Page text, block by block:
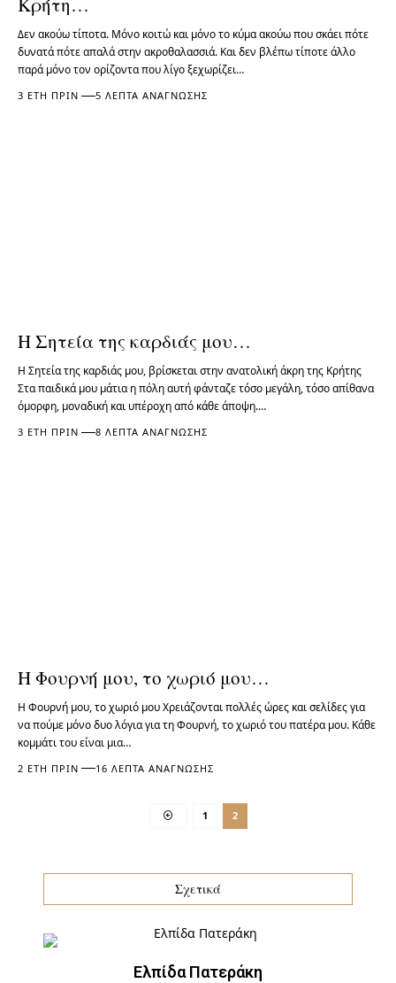
Δεν ακούω τίποτα. Μόνο κοιτώ και μόνο το κύμα ακούω που σκάει πότε
δυνατά πότε απαλά στην ακροθαλασσιά. Και δεν βλέπω τίποτε άλλο
παρά μόνο τον ορίζοντα που λίγο ξεχωρίζει…
3 ΈΤΗ ΠΡΙΝ 5 ΛΕΠΤΆ ΑΝΆΓΝΩΣΗΣ
Η Σητεία της καρδιάς μου…
Η Σητεία της καρδιάς μου, βρίσκεται στην ανατολική άκρη της Κρήτης
Στα παιδικά μου μάτια η πόλη αυτή φάνταζε τόσο μεγάλη, τόσο απίθανα
όμορφη, μοναδική και υπέροχη από κάθε άποψη.…
3 ΈΤΗ ΠΡΙΝ 8 ΛΕΠΤΆ ΑΝΆΓΝΩΣΗΣ
Η Φουρνή μου, το χωριό μου…
Η Φουρνή μου, το χωριό μου Χρειάζονται πολλές ώρες και σελίδες για
να πούμε μόνο δυο λόγια για τη Φουρνή, το χωριό του πατέρα μου. Κάθε
κομμάτι του είναι μια…
2 ΈΤΗ ΠΡΙΝ 16 ΛΕΠΤΆ ΑΝΆΓΝΩΣΗΣ
1 2
Σχετικά
Ελπίδα Πατεράκη